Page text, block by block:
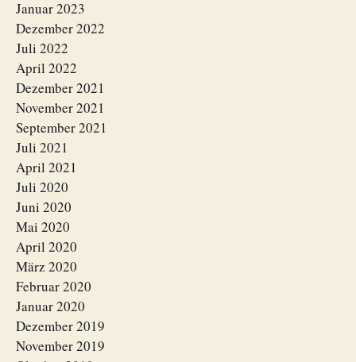
Januar 2023
Dezember 2022
Juli 2022
April 2022
Dezember 2021
November 2021
September 2021
Juli 2021
April 2021
Juli 2020
Juni 2020
Mai 2020
April 2020
März 2020
Februar 2020
Januar 2020
Dezember 2019
November 2019